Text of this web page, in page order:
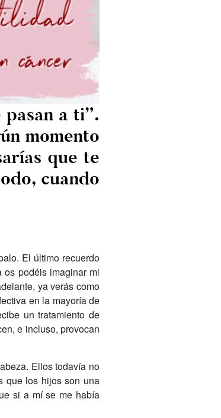
a ti”.
momento
que te
cuando
El último recuerdo
os podéis imaginar mi
ya verás como
en la mayoría de
un tratamiento de
e incluso, provocan
Ellos todavía no
que los hijos son una
si a mí se me había